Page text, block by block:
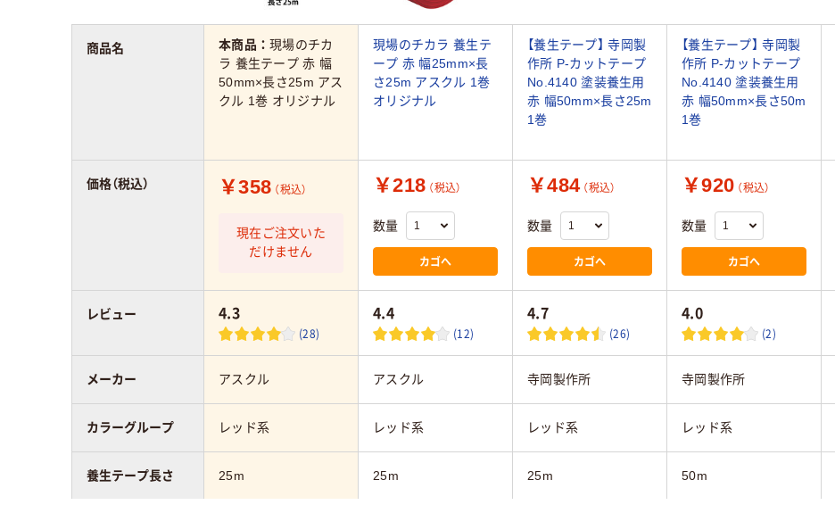
本商品：現場のチカ
ラ 養生テープ 赤 幅
50mm×長さ25m アス
クル 1巻 オリジナル
現場のチカラ 養生テ
ープ 赤 幅25mm×長
さ25m アスクル 1巻
オリジナル
【養生テープ】 寺岡製
作所 P-カットテープ
No.4140 塗装養生用
赤 幅50mm×長さ25m
1巻
【養生テープ】 寺岡製
作所 P-カットテープ
No.4140 塗装養生用
赤 幅50mm×長さ50m
1巻
￥358 （税込）
現在ご注文いた
だけません
￥218 （税込）
数量
カゴへ
￥484 （税込）
数量
カゴへ
￥920 （税込）
数量
カゴへ
4.3
(28)
4.4
(12)
4.7
(26)
4.0
(2)
アスクル アスクル 寺岡製作所 寺岡製作所
レッド系 レッド系 レッド系 レッド系
25m 25m 25m 50m
商品名
価格（税込）
レビュー
メーカー
カラーグループ
養生テープ長さ